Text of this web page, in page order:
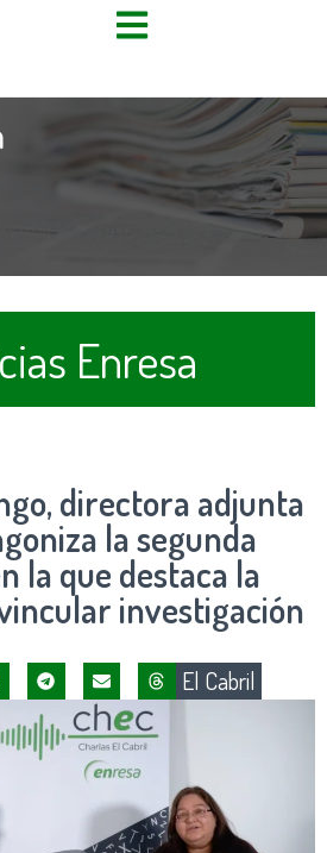
Enresa
directora adjunta
la segunda
la que destaca la
investigación
El Cabril